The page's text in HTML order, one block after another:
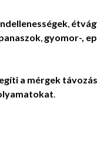
,
, gyomor-,
a mérgek
.